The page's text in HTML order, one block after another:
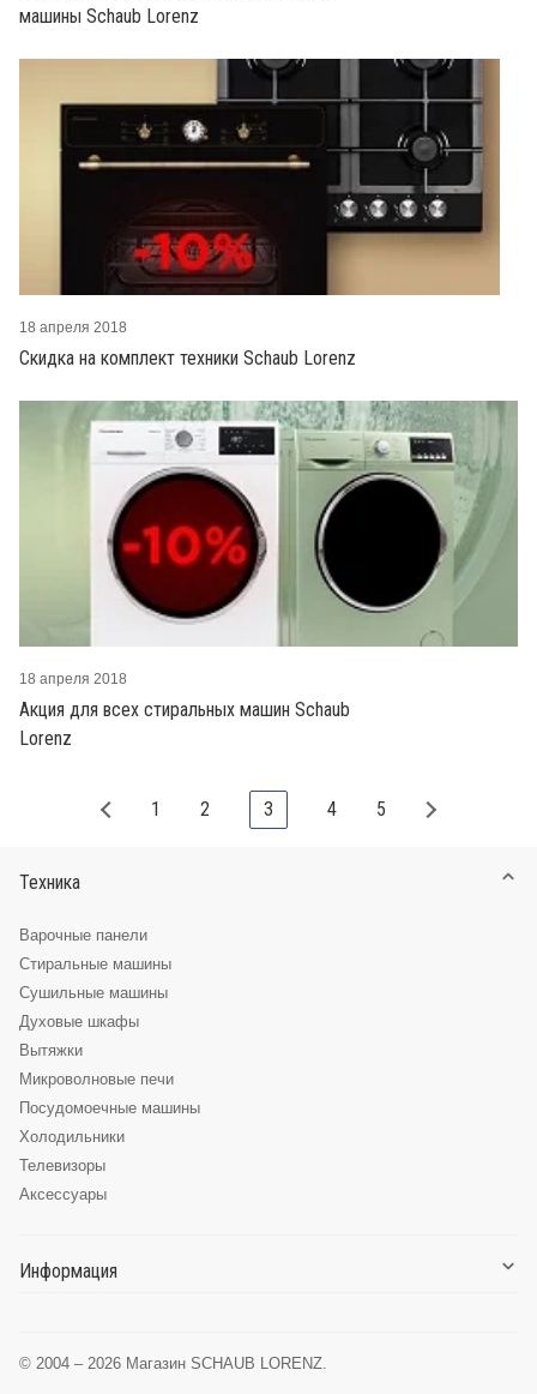
машины Schaub Lorenz
Скидка на комплект техники Schaub Lorenz
18 апреля 2018
Акция для всех стиральных машин Schaub
Lorenz
18 апреля 2018
1 2 3 4 5
Техника
Варочные панели
Стиральные машины
Сушильные машины
Духовые шкафы
Вытяжки
Микроволновые печи
Посудомоечные машины
Холодильники
Телевизоры
Аксессуары
Информация
© 2004 – 2026 Магазин SCHAUB LORENZ.